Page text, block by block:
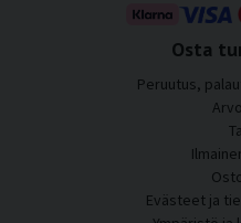
Osta
Peruutus,
Evästeet ja